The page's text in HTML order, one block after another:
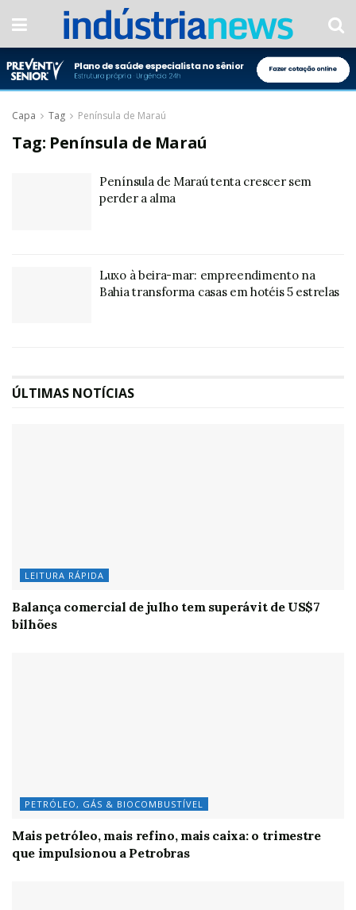
Capa Tag Península de Maraú
Tag: Península de Maraú
Península de Maraú tenta crescer sem
perder a alma
Luxo à beira-mar: empreendimento na
Bahia transforma casas em hotéis 5 estrelas
ÚLTIMAS NOTÍCIAS
LEITURA RÁPIDA
Balança comercial de julho tem superávit de US$7
bilhões
PETRÓLEO, GÁS & BIOCOMBUSTÍVEL
Mais petróleo, mais refino, mais caixa: o trimestre
que impulsionou a Petrobras